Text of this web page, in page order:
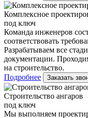
Комплексное
под ключ
Команда инженеров
соответствовать
Разрабатываем все
документации.
на строительство.
Подробнее
Заказать
Строительство ангаров
под ключ
Мы выполняем